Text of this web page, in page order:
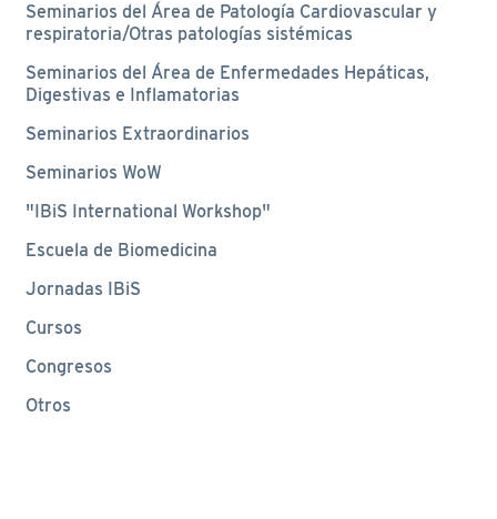
Seminarios del Área de Patología Cardiovascular y
respiratoria/Otras patologías sistémicas
Seminarios del Área de Enfermedades Hepáticas,
Digestivas e Inflamatorias
Seminarios Extraordinarios
Seminarios WoW
"IBiS International Workshop"
Escuela de Biomedicina
Jornadas IBiS
Cursos
Congresos
Otros